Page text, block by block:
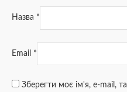
Назва *
Email *
Зберегти моє ім'я, e-mail,